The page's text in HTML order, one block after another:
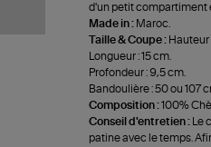
d'un petit compartiment
Made in : Maroc.
Taille & Coupe : Hauteur
Longueur : 15 cm.
Profondeur : 9,5 cm.
Bandoulière : 50 ou 107
Composition :100%
Conseil d'entretien :
Le
patine avec le temps.